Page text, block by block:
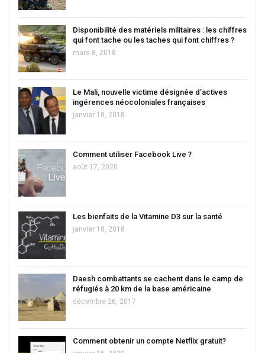
Disponibilité des matériels militaires : les chiffres
qui font tache ou les taches qui font chiffres ?
mars 8, 2018
Le Mali, nouvelle victime désignée d’actives
ingérences néocoloniales françaises
janvier 18, 2018
Comment utiliser Facebook Live ?
août 17, 2020
Les bienfaits de la Vitamine D3 sur la santé
janvier 18, 2018
Daesh combattants se cachent dans le camp de
réfugiés à 20 km de la base américaine
décembre 26, 2017
Comment obtenir un compte Netflix gratuit?